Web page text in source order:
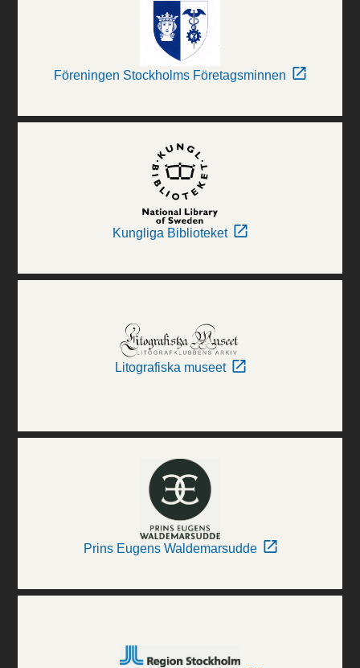
Föreningen Stockholms Företagsminnen
Kungliga Biblioteket
Litografiska museet
Prins Eugens Waldemarsudde